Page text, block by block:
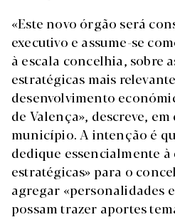
«Este novo órgão será
executivo e assume-se
à escala concelhia, sobre
estratégicas mais
desenvolvimento
de Valença», descreve,
município. A intenção é
dedique essencialmente
estratégicas» para o
agregar «personalidades
possam trazer aportes